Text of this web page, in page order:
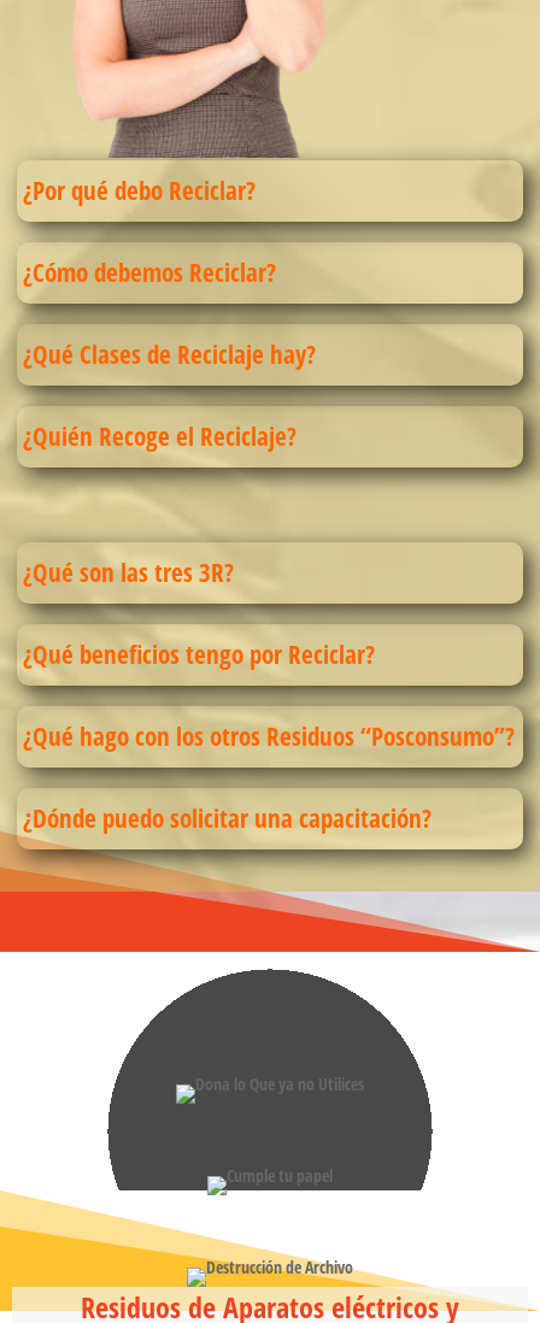
¿Por qué debo Reciclar?
¿Cómo debemos Reciclar?
¿Qué Clases de Reciclaje hay?
¿Quién Recoge el Reciclaje?
¿Qué son las tres 3R?
¿Qué beneficios tengo por Reciclar?
¿Qué hago con los otros Residuos “Posconsumo”?
¿Dónde puedo solicitar una capacitación?
Residuos de Aparatos eléctricos y